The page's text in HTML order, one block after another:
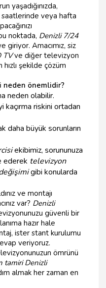
yaşadığınızda,
veya hafta
noktada, Denizli 7/24
giriyor. Amacımız, siz
TVve diğer televizyon
şekilde çözüm
neden önemlidir?
neden olabilir.
kaçırma riskini ortadan
daha büyük sorunların
ekibimiz, sorununuza
ederek televizyon
gibi konularda
ve montajı
var? Denizli
güvenli bir
hazır hale
ister stant kurulumu
veriyoruz.
ömrünü
tamiri Denizli
almak her zaman en